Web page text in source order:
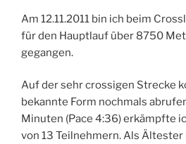
Am 12.11.2011 bin ich beim
für den Hauptlauf über 8750
gegangen.
Auf der sehr crossigen Strecke
bekannte Form nochmals
Minuten (Pace 4:36) erkämpfte
von 13 Teilnehmern. Als